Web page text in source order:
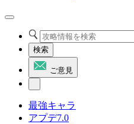
検索
ご意見
最強キャラ
アプデ7.0